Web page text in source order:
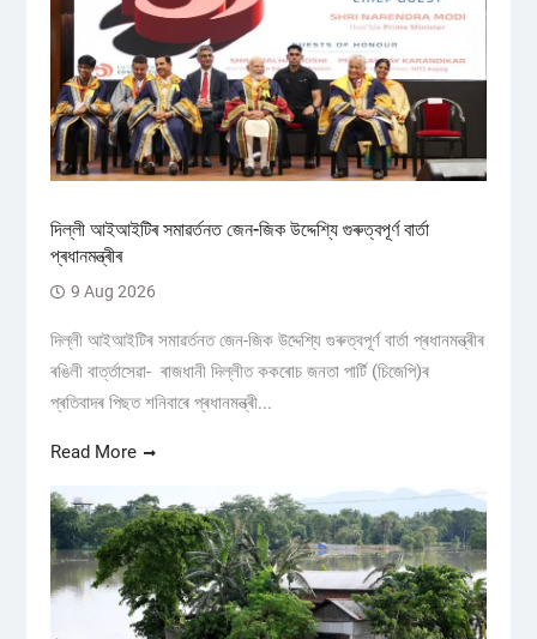
দিল্লী আইআইটিৰ সমাৱৰ্তনত জেন-জিক উদ্দেশ্যি গুৰুত্বপূৰ্ণ বাৰ্তা
প্ৰধানমন্ত্ৰীৰ
9 Aug 2026
দিল্লী আইআইটিৰ সমাৱৰ্তনত জেন-জিক উদ্দেশ্যি গুৰুত্বপূৰ্ণ বাৰ্তা প্ৰধানমন্ত্ৰীৰ
ৰঙিলী বাৰ্ত্তাসেৱা- ৰাজধানী দিল্লীত ককৰোচ জনতা পাৰ্টি (চিজেপি)ৰ
প্ৰতিবাদৰ পিছত শনিবাৰে প্ৰধানমন্ত্ৰী...
Read More